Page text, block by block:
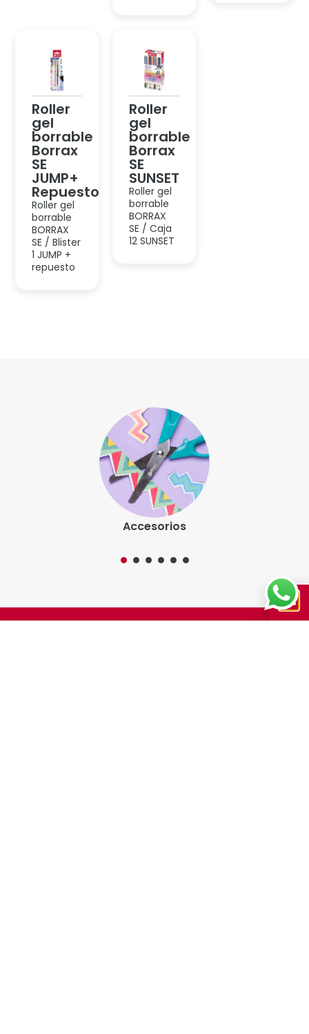
Roller
gel
borrable
Borrax
SE
JUMP+
Repuesto
Roller gel
borrable
BORRAX
SE / Blister
1 JUMP +
repuesto
Roller
gel
borrable
Borrax
SE
SUNSET
Roller gel
borrable
BORRAX
SE / Caja
12 SUNSET
Accesorios